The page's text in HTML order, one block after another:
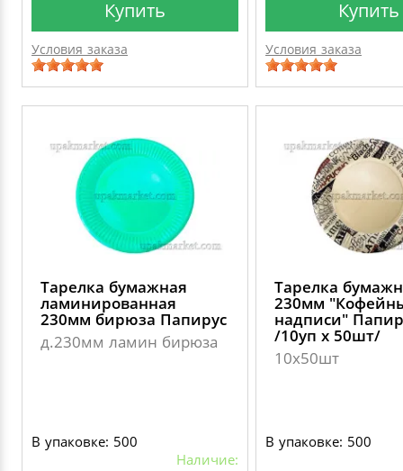
Купить
Условия заказа
Купить
Условия заказа
Тарелка бумажная
ламинированная
230мм бирюза Папирус
д.230мм ламин бирюза
В упаковке: 500
Наличие:
Тарелка
230мм
надписи"
/10уп х 50шт/
10х50шт
В упаковке: 500